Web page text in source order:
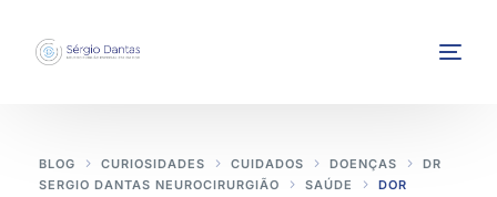
BLOG CURIOSIDADES CUIDADOS DOENÇAS
DR
SERGIO DANTAS NEUROCIRURGIÃO
SAÚDE
DOR